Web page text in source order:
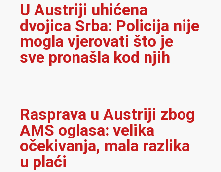
U Austriji uhićena
dvojica Srba: Policija nije
mogla vjerovati što je
sve pronašla kod njih
Rasprava u Austriji zbog
AMS oglasa: velika
očekivanja, mala razlika
u plaći